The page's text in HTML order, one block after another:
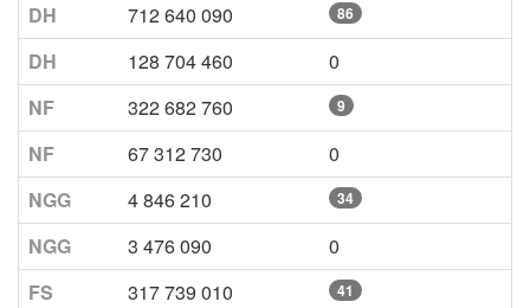
DH
712 640 090 86
DH 128 704 460
0
NF
322 682 760 9
NF 67 312 730
0
NGG
4 846 210 34
NGG 3 476 090
0
FS
317 739 010 41